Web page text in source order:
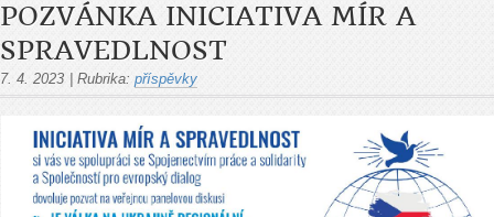
POZVÁNKA INICIATIVA MÍR A
SPRAVEDLNOST
7. 4. 2023 Rubrika: příspěvky